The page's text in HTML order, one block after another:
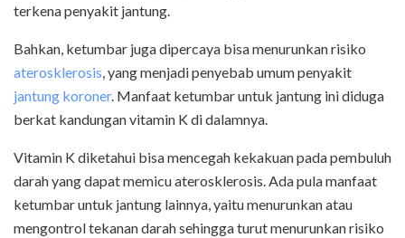
terkena penyakit jantung.
Bahkan, ketumbar juga dipercaya bisa menurunkan risiko
aterosklerosis, yang menjadi penyebab umum penyakit
jantung koroner. Manfaat ketumbar untuk jantung ini diduga
berkat kandungan vitamin K di dalamnya.
Vitamin K diketahui bisa mencegah kekakuan pada pembuluh
darah yang dapat memicu aterosklerosis. Ada pula manfaat
ketumbar untuk jantung lainnya, yaitu menurunkan atau
mengontrol tekanan darah sehingga turut menurunkan risiko